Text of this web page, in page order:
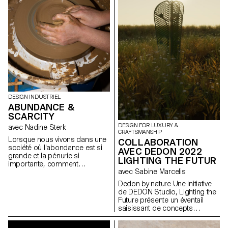
ou soulignent la façon dont la
boisson est préparée, servie et
bue. Tous les verres ont été
soufflés dans la cour de l'ECAL
avec le soutien des artisan.e.s
du fabricant de verre suisse
Niesenglass.
DESIGN INDUSTRIEL
ABUNDANCE &
SCARCITY
avec Nadine Sterk
Lorsque nous vivons dans une
société où l'abondance est si
grande et la pénurie si
importante, comment
pouvons les appliquer dans
DESIGN FOR LUXURY &
CRAFTSMANSHIP
COLLABORATION
AVEC DEDON 2022
LIGHTING THE FUTUR
avec Sabine Marcelis
Dedon by nature Une initiative
de DEDON Studio, Lighting the
Future présente un éventail
saisissant de concepts
lumineux inspirés par la nature
et réalisés par des étudiants de